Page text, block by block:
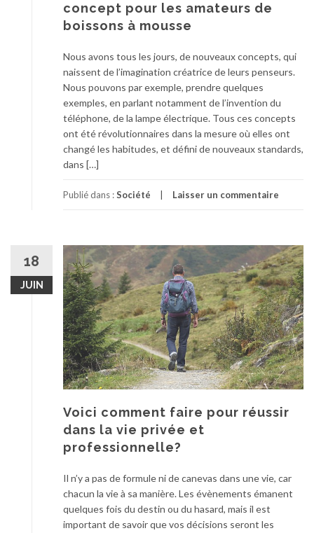
concept pour les amateurs de
boissons à mousse
Nous avons tous les jours, de nouveaux concepts, qui
naissent de l’imagination créatrice de leurs penseurs.
Nous pouvons par exemple, prendre quelques
exemples, en parlant notamment de l’invention du
téléphone, de la lampe électrique. Tous ces concepts
ont été révolutionnaires dans la mesure où elles ont
changé les habitudes, et défini de nouveaux standards,
dans […]
Publié dans :Société Laisser un commentaire
18
JUIN
Voici comment faire pour réussir
dans la vie privée et
professionnelle?
Il n’y a pas de formule ni de canevas dans une vie, car
chacun la vie à sa manière. Les évènements émanent
quelques fois du destin ou du hasard, mais il est
important de savoir que vos décisions seront les